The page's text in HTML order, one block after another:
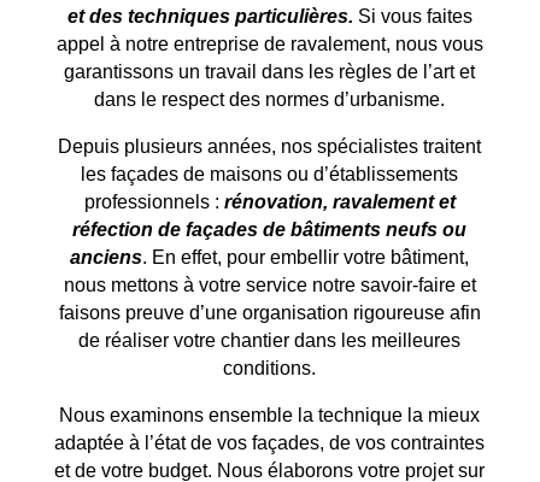
et des techniques particulières. Si vous faites
appel à notre entreprise de ravalement, nous vous
garantissons un travail dans les règles de l’art et
dans le respect des normes d’urbanisme.
Depuis plusieurs années, nos spécialistes traitent
les façades de maisons ou d’établissements
professionnels : rénovation, ravalement et
réfection de façades de bâtiments neufs ou
anciens. En effet, pour embellir votre bâtiment,
nous mettons à votre service notre savoir-faire et
faisons preuve d’une organisation rigoureuse afin
de réaliser votre chantier dans les meilleures
conditions.
Nous examinons ensemble la technique la mieux
adaptée à l’état de vos façades, de vos contraintes
et de votre budget. Nous élaborons votre projet sur